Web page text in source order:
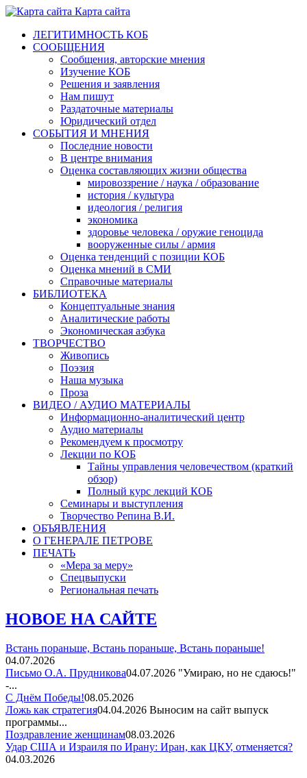
Карта сайта
ЛЕГИТИМНОСТЬ КОБ
СООБЩЕНИЯ
Сообщения, авторские мнения
Изучение КОБ
Решения и заявления
Нам пишут
Раздаточные материалы
Юридический отдел
СОБЫТИЯ И МНЕНИЯ
Последние новости
В центре внимания
Оценка составляющих жизни общества
мировоззрение / наука / образование
история / культура
идеология / религия
экономика
здоровье человека / оружие геноцида
вооруженные силы / армия
Оценка тенденций с позиции КОБ
Оценка мнений в СМИ
Справочные материалы
БИБЛИОТЕКА
Концептуальные знания
Аналитические работы
Экономическая азбука
ТВОРЧЕСТВО
Живопись
Поэзия
Наша музыка
Проза
ВИДЕО / АУДИО МАТЕРИАЛЫ
Информационно-аналитический центр
Аудио материалы
Рекомендуем к просмотру
Лекции по КОБ
Тайны управления человечеством (краткий
обзор)
Полный курс лекций КОБ
Семинары и выступления
Творчество Репина В.И.
ОБЪЯВЛЕНИЯ
О ГЕНЕРАЛЕ ПЕТРОВЕ
ПЕЧАТЬ
«Мера за меру»
Спецвыпуски
Региональная печать
НОВОЕ НА САЙТЕ
Встань пораньше, Встань пораньше, Встань пораньше!
04.07.2026
Письмо О.А. Прудникова04.07.2026 "Умираю, но не сдаюсь!"
-...
С Днём Победы!08.05.2026
Ложь как стратегия04.04.2026 Выносим на сайт выпуск
программы...
Поздравление женщинам08.03.2026
Удар США и Израиля по Ирану: Иран, как ЦКУ, отменяется?
04.03.2026